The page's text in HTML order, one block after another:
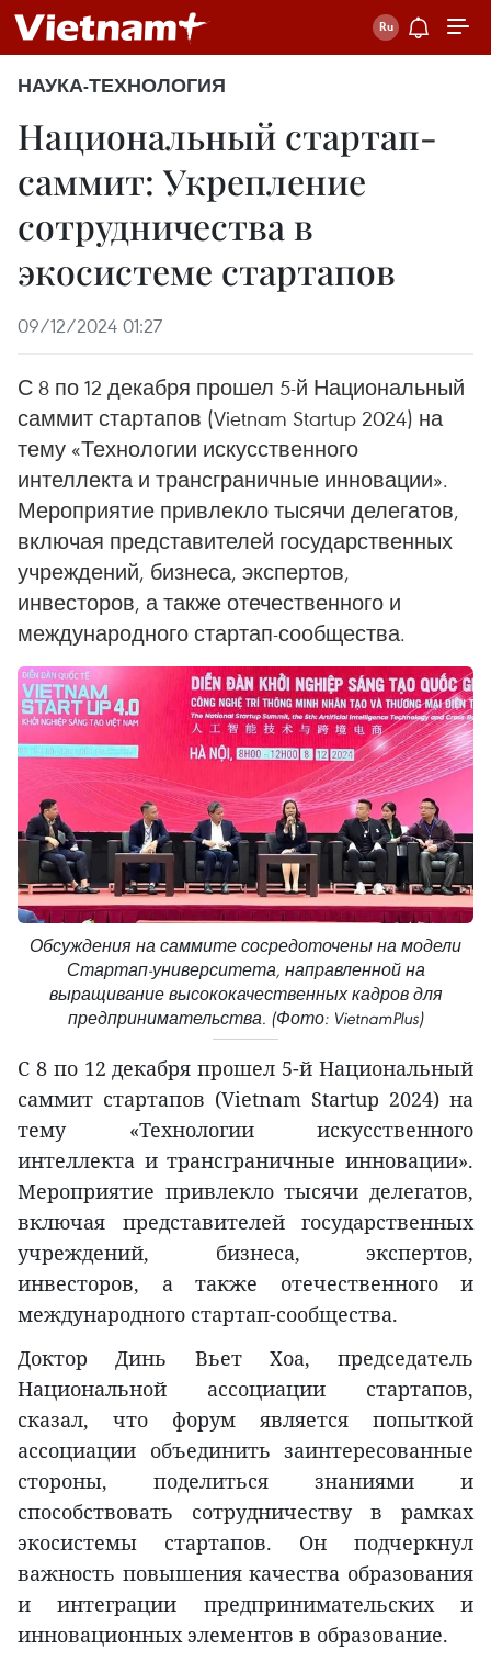
НАУКА-ТЕХНОЛОГИЯ
Национальный стартап-
саммит: Укрепление
сотрудничества в
экосистеме стартапов
09/12/2024 01:27
С 8 по 12 декабря прошел 5-й Национальный
саммит стартапов (Vietnam Startup 2024) на
тему «Технологии искусственного
интеллекта и трансграничные инновации».
Мероприятие привлекло тысячи делегатов,
включая представителей государственных
учреждений, бизнеса, экспертов,
инвесторов, а также отечественного и
международного стартап-сообщества.
Обсуждения на саммите сосредоточены на модели
Стартап-университета, направленной на
выращивание высококачественных кадров для
предпринимательства. (Фото: VietnamPlus)
С 8 по 12 декабря прошел 5-й Национальный
саммит стартапов (Vietnam Startup 2024) на
тему «Технологии искусственного
интеллекта и трансграничные инновации».
Мероприятие привлекло тысячи делегатов,
включая представителей государственных
учреждений, бизнеса, экспертов,
инвесторов, а также отечественного и
международного стартап-сообщества.
Доктор Динь Вьет Хоа, председатель
Национальной ассоциации стартапов,
сказал, что форум является попыткой
ассоциации объединить заинтересованные
стороны, поделиться знаниями и
способствовать сотрудничеству в рамках
экосистемы стартапов. Он подчеркнул
важность повышения качества образования
и интеграции предпринимательских и
инновационных элементов в образование.